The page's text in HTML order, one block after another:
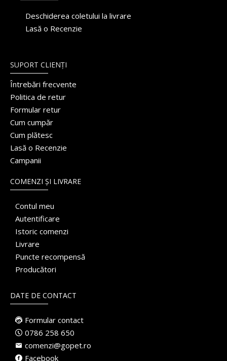
Deschiderea coletului la livrare
Lasă o Recenzie
SUPORT CLIENȚI
Întrebări frecvente
Politica de retur
Formular retur
Cum cumpăr
Cum plătesc
Lasă o Recenzie
Campanii
COMENZI ȘI LIVRARE
Contul meu
Autentificare
Istoric comenzi
Livrare
Puncte recompensă
Producători
DATE DE CONTACT
Formular contact
0786 258 650
comenzi@gopet.ro
Facebook